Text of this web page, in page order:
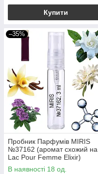
Купити
–35%
Пробник Парфумів MIRIS
№37162 (аромат схожий на
Lac Pour Femme Elixir)
Жіночий 3 ml
В наявності 18 од.